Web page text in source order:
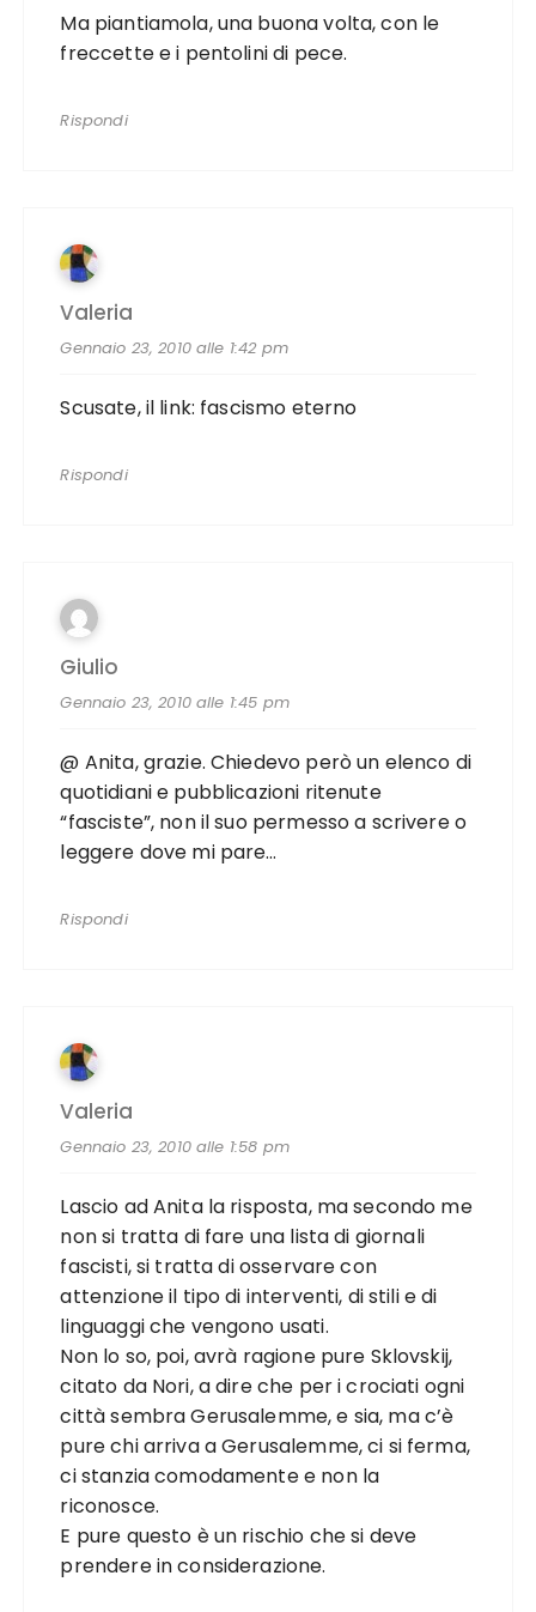
Ma piantiamola, una buona volta, con le
freccette e i pentolini di pece.
Rispondi
Valeria
Gennaio 23, 2010 alle 1:42 pm
Scusate, il link: fascismo eterno
Rispondi
Giulio
Gennaio 23, 2010 alle 1:45 pm
@ Anita, grazie. Chiedevo però un elenco di
quotidiani e pubblicazioni ritenute
“fasciste”, non il suo permesso a scrivere o
leggere dove mi pare…
Rispondi
Valeria
Gennaio 23, 2010 alle 1:58 pm
Lascio ad Anita la risposta, ma secondo me
non si tratta di fare una lista di giornali
fascisti, si tratta di osservare con
attenzione il tipo di interventi, di stili e di
linguaggi che vengono usati.
Non lo so, poi, avrà ragione pure Sklovskij,
citato da Nori, a dire che per i crociati ogni
città sembra Gerusalemme, e sia, ma c’è
pure chi arriva a Gerusalemme, ci si ferma,
ci stanzia comodamente e non la
riconosce.
E pure questo è un rischio che si deve
prendere in considerazione.